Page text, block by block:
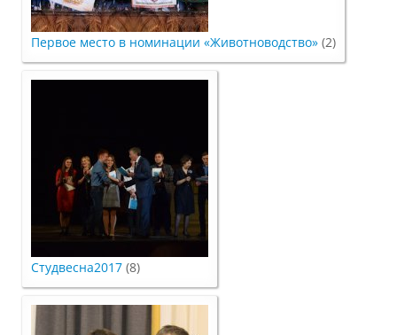
Университет
Об университете
Ректорат
Подразделения
Документы
Первое место в номинации «Животноводство» (2)
Студвесна2017 (8)